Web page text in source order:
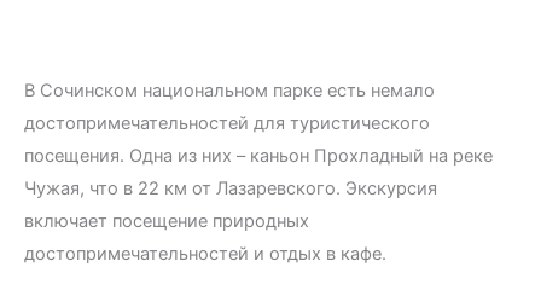
В Сочинском национальном парке есть немало
достопримечательностей для туристического
посещения. Одна из них – каньон Прохладный на реке
Чужая, что в 22 км от Лазаревского. Экскурсия
включает посещение природных
достопримечательностей и отдых в кафе.